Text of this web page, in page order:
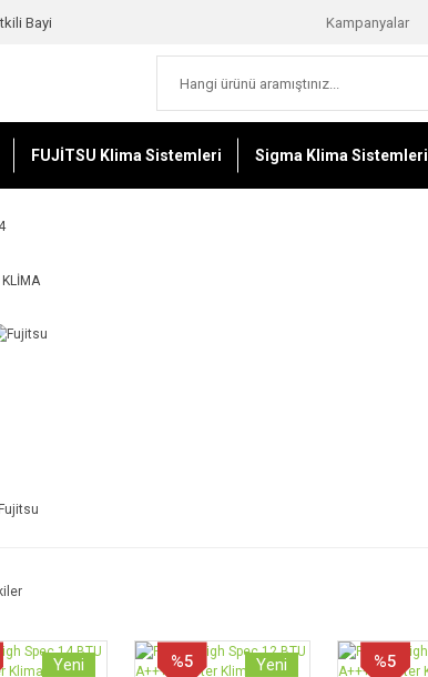
Bayi Kampanyalar
FUJİTSU Klima Sistemleri Sigma Klima Sistemleri
Fujitsu
Yeni %5 Yeni %5